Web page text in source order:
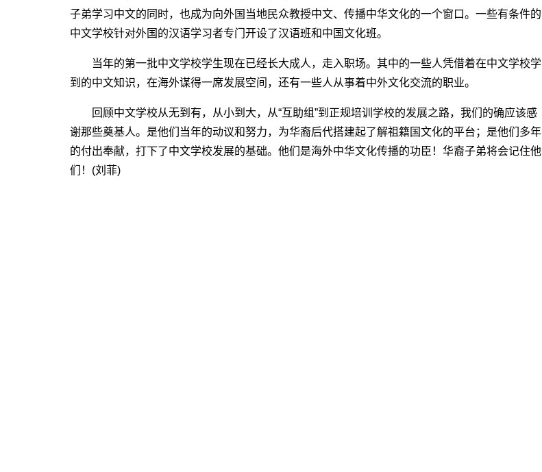
子弟学习中文的同时，也成为向外国当地民众教授中文、传播中华文化的一个窗口。一些有条件的
中文学校针对外国的汉语学习者专门开设了汉语班和中国文化班。
当年的第一批中文学校学生现在已经长大成人，走入职场。其中的一些人凭借着在中文学校学
到的中文知识，在海外谋得一席发展空间，还有一些人从事着中外文化交流的职业。
回顾中文学校从无到有，从小到大，从“互助组”到正规培训学校的发展之路，我们的确应该感
谢那些奠基人。是他们当年的动议和努力，为华裔后代搭建起了解祖籍国文化的平台；是他们多年
的付出奉献，打下了中文学校发展的基础。他们是海外中华文化传播的功臣！华裔子弟将会记住他
们！(刘菲)